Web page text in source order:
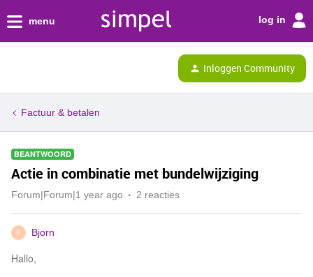
menu log in
Inloggen Community
Factuur & betalen
BEANTWOORD
Actie in combinatie met bundelwijziging
Forum|Forum|1 year ago 2 reacties
B Bjorn
Hallo,